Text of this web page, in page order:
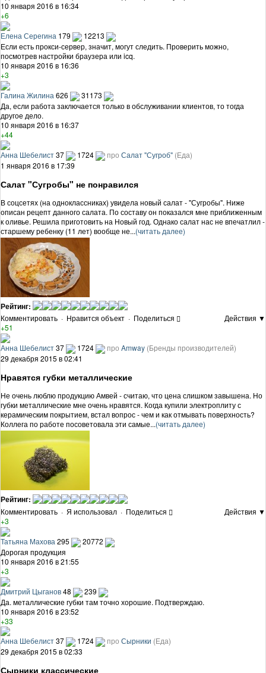
10 января 2016 в 16:34
+6
Елена Серегина 179
12213
Если есть прокси-сервер, значит, могут следить. Проверить можно,
посмотрев настройки браузера или icq.
10 января 2016 в 16:36
+3
Галина Жилина 626
31173
Да, если работа заключается только в обслуживании клиентов, то тогда
другое дело.
10 января 2016 в 16:37
+44
Анна Шебелист37 1724 про Салат "Сугроб" (Еда)
1 января 2016 в 17:39
Салат "Сугробы" не понравился
В соцсетях (на одноклассниках) увидела новый салат - "Сугробы". Ниже
описан рецепт данного салата. По составу он показался мне приближенным
к оливье. Решила приготовить на Новый год. Однако салат нас не впечатлил -
старшему ребенку (11 лет) вообще не...(читать далее)
Рейтинг:
Комментировать · Нравится объект · Поделиться
Действия ▼
+51
Анна Шебелист37 1724 про Amway (Бренды производителей)
29 декабря 2015 в 02:41
Нравятся губки металлические
Не очень люблю продукцию Амвей - считаю, что цена слишком завышена. Но
губки металлические мне очень нравятся. Когда купили электроплиту с
керамическим покрытием, встал вопрос - чем и как отмывать поверхность?
Коллега по работе посоветовала эти самые...(читать далее)
Рейтинг:
Комментировать · Я использовал · Поделиться
Действия ▼
+3
Татьяна Махова 295
20772
Дорогая продукция
10 января 2016 в 21:55
+3
Дмитрий Цыганов48
239
Да. металлические губки там точно хорошие. Подтверждаю.
10 января 2016 в 23:52
+33
Анна Шебелист37 1724 про Сырники (Еда)
29 декабря 2015 в 02:33
Сырники классические